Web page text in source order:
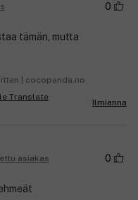
0
tämän, mutta
| cocopanda.no
Ilmianna
asiakas 0